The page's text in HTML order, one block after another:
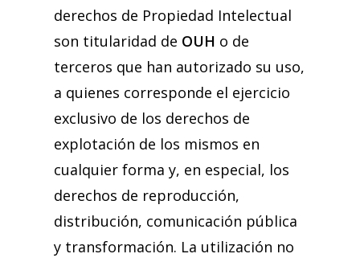
derechos de Propiedad Intelectual
son titularidad de OUH o de
terceros que han autorizado su uso,
a quienes corresponde el ejercicio
exclusivo de los derechos de
explotación de los mismos en
cualquier forma y, en especial, los
derechos de reproducción,
distribución, comunicación pública
y transformación. La utilización no